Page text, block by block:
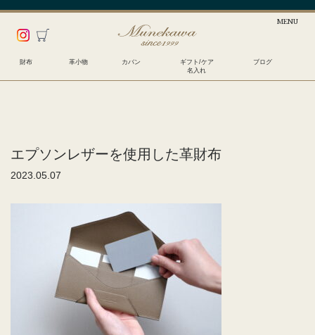
財布 革小物 カバン
ギフト/ケア
名入れ
ブログ
エプソンレザーを使用した革財布
2023.05.07